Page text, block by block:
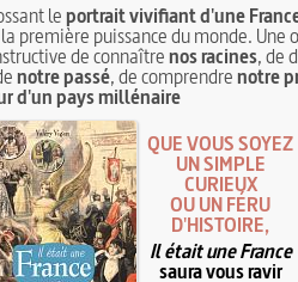
leportrait vivifiant d'une
première puissance du monde. Une
de connaîtrenos racines, de
notre passé, de comprendrenotre
d'un pays millénaire
QUE VOUS SOYEZ
UN SIMPLE
CURIEUX
OU UN FÉRU
D'HISTOIRE,
Il était une France
saura vous ravir